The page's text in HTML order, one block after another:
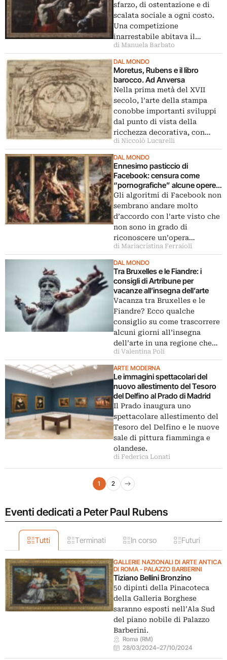
sfarzo, di ostentazione e di
scalata sociale a ogni costo.
Una competizione
inarrestabile abitava il…
di Manuela Barbato
DAL MONDO
Moretus, Rubens e il libro
barocco. Ad Anversa
Nella prima metà del XVII
secolo, l’arte della stampa
conobbe importanti sviluppi
dal punto di vista della
ricchezza decorativa, con…
di Niccolò Lucarelli
DAL MONDO
Ennesimo pasticcio di
Facebook: censura come
“pornografiche” alcune opere
di Rubens
Gli algoritmi di Facebook non
sembrano andare molto
d’accordo con l’arte visto che
non sono in grado di
riconoscere un’opera…
di Mariacristina Ferraioli
DAL MONDO
Tra Bruxelles e le Fiandre: i
consigli di Artribune per
vacanze all’insegna dell’arte
Vacanza tra Bruxelles e le
Fiandre? Ecco qualche
consiglio su come trascorrere
alcuni giorni all’insegna
dell’arte in una regione che…
di Valentina Poli
ARTE MODERNA
Le immagini spettacolari del
nuovo allestimento del Tesoro
del Delfino al Prado di Madrid
Il Prado inaugura uno
spettacolare allestimento del
Tesoro del Delfino e le nuove
sale di pittura fiamminga e
olandese.
di Federica Lonati
Navigazione articoli
1 2
Pagina successiva
Eventi dedicati a Peter Paul Rubens
Tutti Terminati In corso Futuri
GALLERIE NAZIONALI DI ARTE ANTICA
DI ROMA - PALAZZO BARBERINI
Tiziano Bellini Bronzino
50 dipinti della Pinacoteca
della Galleria Borghese
saranno esposti nell’Ala Sud
del piano nobile di Palazzo
Barberini.
Roma (RM)
28/03/2024–27/10/2024